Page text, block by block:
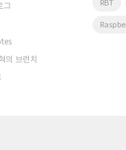
그
의 브런치
RBT